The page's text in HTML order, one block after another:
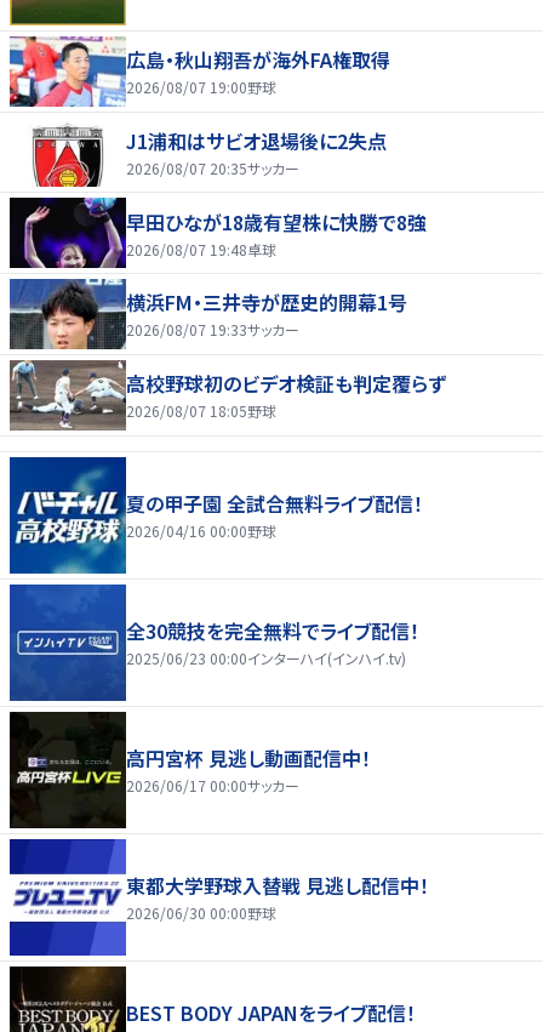
広島・秋山翔吾が海外FA権取得
2026/08/07 19:00野球
J1浦和はサビオ退場後に2失点
2026/08/07 20:35サッカー
早田ひなが18歳有望株に快勝で8強
2026/08/07 19:48卓球
横浜FM・三井寺が歴史的開幕1号
2026/08/07 19:33サッカー
高校野球初のビデオ検証も判定覆らず
2026/08/07 18:05野球
夏の甲子園 全試合無料ライブ配信！
2026/04/16 00:00野球
全30競技を完全無料でライブ配信！
2025/06/23 00:00インターハイ(インハイ.tv)
高円宮杯 見逃し動画配信中！
2026/06/17 00:00サッカー
東都大学野球入替戦 見逃し配信中！
2026/06/30 00:00野球
BEST BODY JAPANをライブ配信！